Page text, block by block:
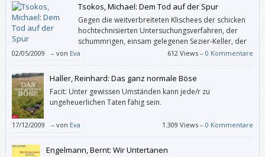
Tsokos, Michael: Dem Tod auf der Spur
Gegen die weitverbreiteten Klischees der schicken
hochtechnisierten Untersuchungsverfahren, der
schummrigen, einsam gelegenen Sezier-Keller, der
seltsamen Menschen, die da diesen seltsamen Beruf
ausüben und dabei so was von genial aufgrund minimalistischer Spuren
die komplexesten Verbrechen aufklären – allein und unverstanden
natürlich – wendet sich der Rechtsmediziner Michael Tsokos mit seinem
Buch.
02/05/2009 – von Eva 612 Views –0 Kommentare
Haller, Reinhard: Das ganz normale Böse
Facit: Unter gewissen Umständen kann jede/r zu
ungeheuerlichen Taten fähig sein.
17/12/2009 – von Eva 1.309 Views –0 Kommentare
Engelmann, Bernt: Wir Untertanen